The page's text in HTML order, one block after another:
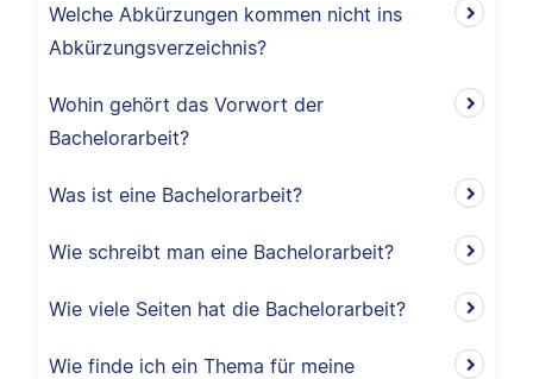
Welche Abkürzungen kommen nicht ins
Abkürzungsverzeichnis?
Wohin gehört das Vorwort der
Bachelorarbeit?
Was ist eine Bachelorarbeit?
Wie schreibt man eine Bachelorarbeit?
Wie viele Seiten hat die Bachelorarbeit?
Wie finde ich ein Thema für meine